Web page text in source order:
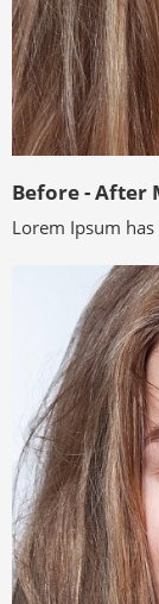
Before - After
Lorem Ipsum